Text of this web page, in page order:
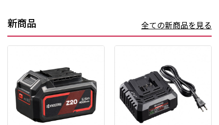
新商品 全ての新商品を見る